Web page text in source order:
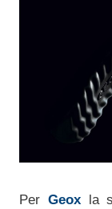
Per Geoxla